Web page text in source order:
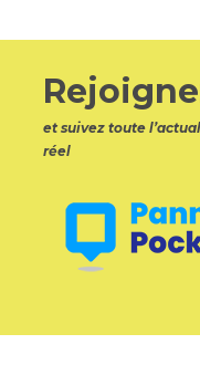
et suivez toute
réel